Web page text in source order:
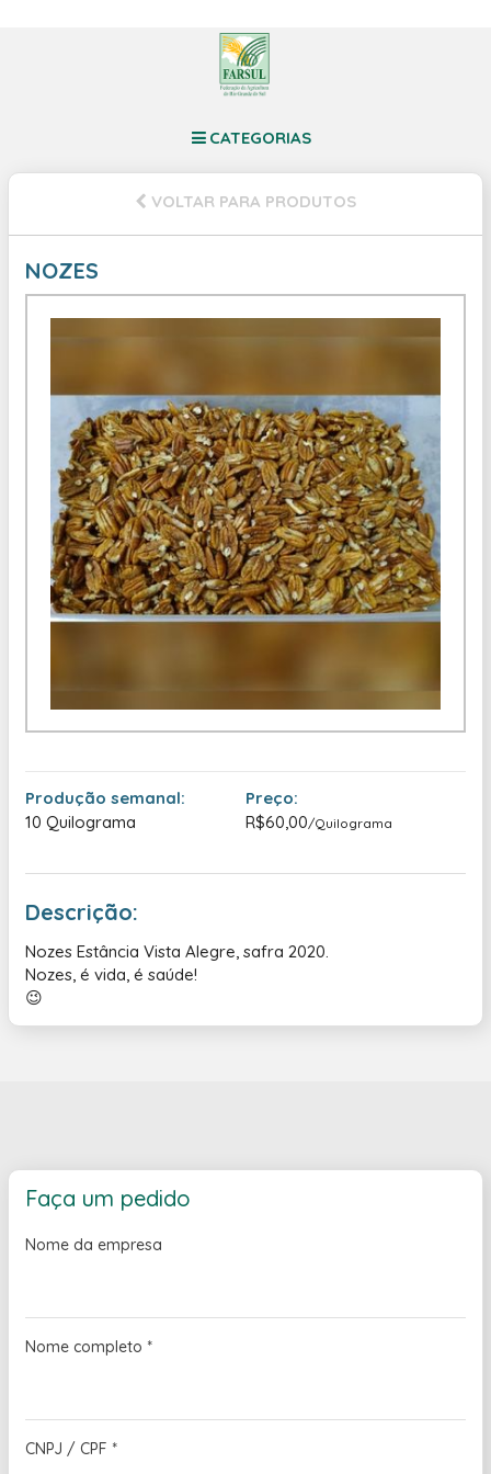
CATEGORIAS
VOLTAR PARA PRODUTOS
NOZES
Produção semanal:
10 Quilograma
Preço:
R$60,00/Quilograma
Descrição:
Nozes Estância Vista Alegre, safra 2020.
Nozes, é vida, é saúde!
😉
Faça um pedido
Nome da empresa
Nome completo *
CNPJ / CPF *